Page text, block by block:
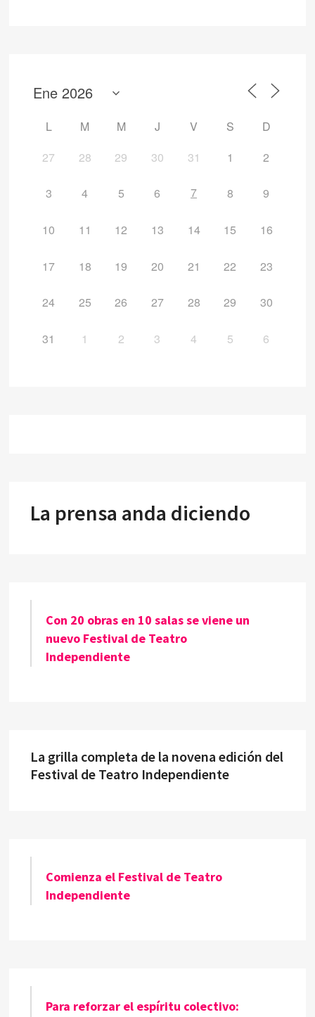
L M M J V S
D
27
28 29 30 31 1 2
3 4 5 6 7 8 9
10 11 12 13 14 15 16
17 18 19 20 21 22 23
24 25 26 27 28 29 30
31 1 2 3 4 5 6
La prensa anda diciendo
Con 20 obras en 10 salas se viene un
nuevo Festival de Teatro
Independiente
La grilla completa de la novena edición del
Festival de Teatro Independiente
Comienza el Festival de Teatro
Independiente
Para reforzar el espíritu colectivo: